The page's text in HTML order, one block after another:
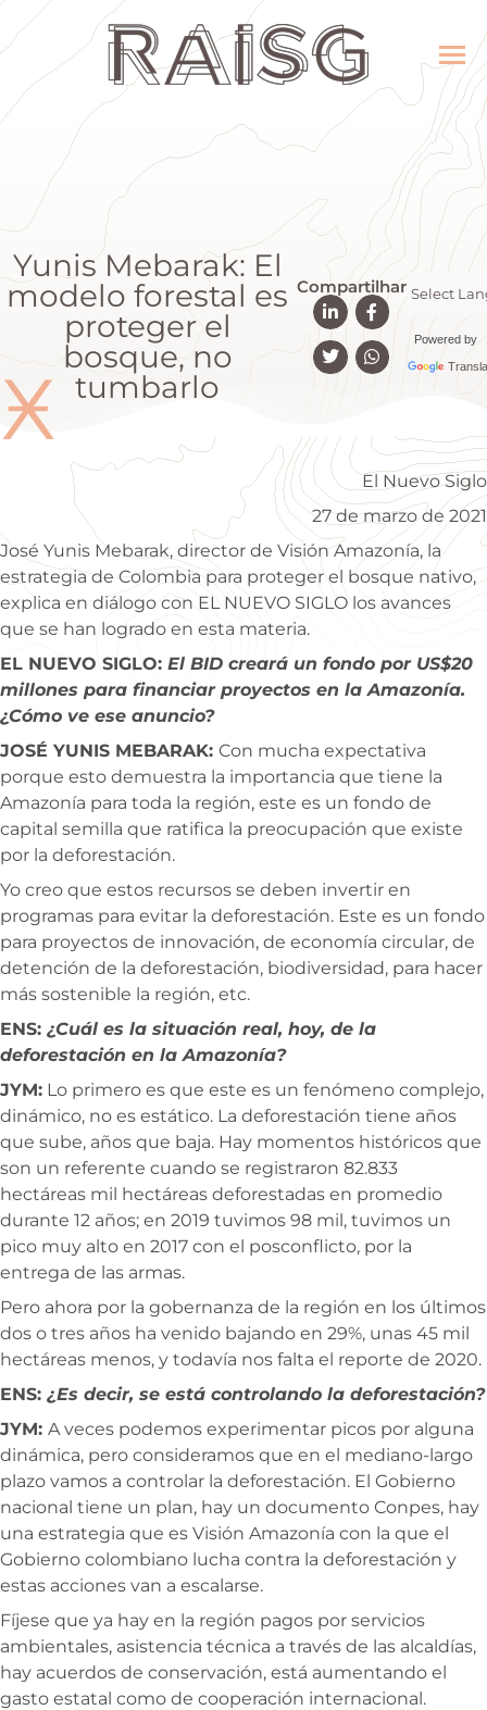
Yunis Mebarak: El
modelo forestal es
proteger el
bosque, no
tumbarlo
Compartilhar
Powered by
Ӿ
El Nuevo Siglo
27 de marzo de 2021
José Yunis Mebarak, director de Visión Amazonía, la
estrategia de Colombia para proteger el bosque nativo,
explica en diálogo con EL NUEVO SIGLO los avances
que se han logrado en esta materia.
EL NUEVO SIGLO: El BID creará un fondo por US$20
millones para financiar proyectos en la Amazonía.
¿Cómo ve ese anuncio?
JOSÉ YUNIS MEBARAK: Con mucha expectativa
porque esto demuestra la importancia que tiene la
Amazonía para toda la región, este es un fondo de
capital semilla que ratifica la preocupación que existe
por la deforestación.
Yo creo que estos recursos se deben invertir en
programas para evitar la deforestación. Este es un fondo
para proyectos de innovación, de economía circular, de
detención de la deforestación, biodiversidad, para hacer
más sostenible la región, etc.
ENS: ¿Cuál es la situación real, hoy, de la
deforestación en la Amazonía?
JYM: Lo primero es que este es un fenómeno complejo,
dinámico, no es estático. La deforestación tiene años
que sube, años que baja. Hay momentos históricos que
son un referente cuando se registraron 82.833
hectáreas mil hectáreas deforestadas en promedio
durante 12 años; en 2019 tuvimos 98 mil, tuvimos un
pico muy alto en 2017 con el posconflicto, por la
entrega de las armas.
Pero ahora por la gobernanza de la región en los últimos
dos o tres años ha venido bajando en 29%, unas 45 mil
hectáreas menos, y todavía nos falta el reporte de 2020.
ENS: ¿Es decir, se está controlando la deforestación?
JYM: A veces podemos experimentar picos por alguna
dinámica, pero consideramos que en el mediano-largo
plazo vamos a controlar la deforestación. El Gobierno
nacional tiene un plan, hay un documento Conpes, hay
una estrategia que es Visión Amazonía con la que el
Gobierno colombiano lucha contra la deforestación y
estas acciones van a escalarse.
Fíjese que ya hay en la región pagos por servicios
ambientales, asistencia técnica a través de las alcaldías,
hay acuerdos de conservación, está aumentando el
gasto estatal como de cooperación internacional.